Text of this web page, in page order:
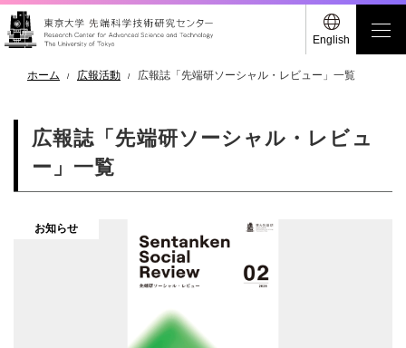
English
ホーム 広報活動 広報誌「先端研ソーシャル・レビュー」一覧
広報誌「先端研ソーシャル・レビュ
ー」一覧
お知らせ